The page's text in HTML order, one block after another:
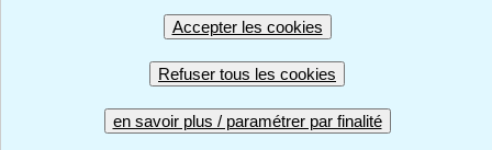
Accepter les cookies
Refuser tous les cookies
en savoir plus / paramétrer par finalité
COMPTE PRO UNE QUESTION ?